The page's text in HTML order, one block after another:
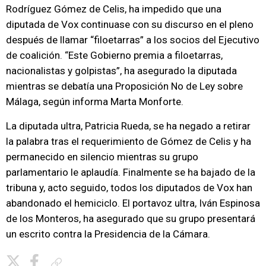
Rodríguez Gómez de Celis, ha impedido que una
diputada de Vox continuase con su discurso en el pleno
después de llamar “filoetarras” a los socios del Ejecutivo
de coalición. “Este Gobierno premia a filoetarras,
nacionalistas y golpistas”, ha asegurado la diputada
mientras se debatía una Proposición No de Ley sobre
Málaga, según informa Marta Monforte.
La diputada ultra, Patricia Rueda, se ha negado a retirar
la palabra tras el requerimiento de Gómez de Celis y ha
permanecido en silencio mientras su grupo
parlamentario le aplaudía. Finalmente se ha bajado de la
tribuna y, acto seguido, todos los diputados de Vox han
abandonado el hemiciclo. El portavoz ultra, Iván Espinosa
de los Monteros, ha asegurado que su grupo presentará
un escrito contra la Presidencia de la Cámara.